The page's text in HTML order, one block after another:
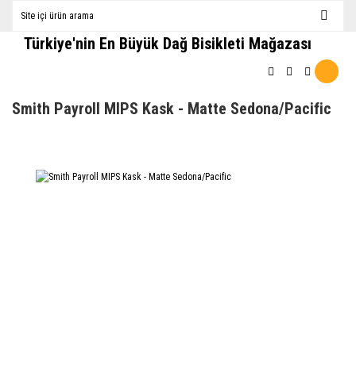
Türkiye'nin En Büyük Dağ Bisikleti Mağazası
Smith Payroll MIPS Kask - Matte Sedona/Pacific